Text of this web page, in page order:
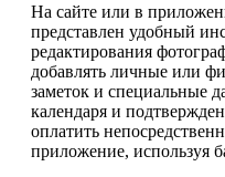
На сайте или в
представлен удобный
редактирования
добавлять личные или
заметок и специальные
календаря и
оплатить
приложение, используя